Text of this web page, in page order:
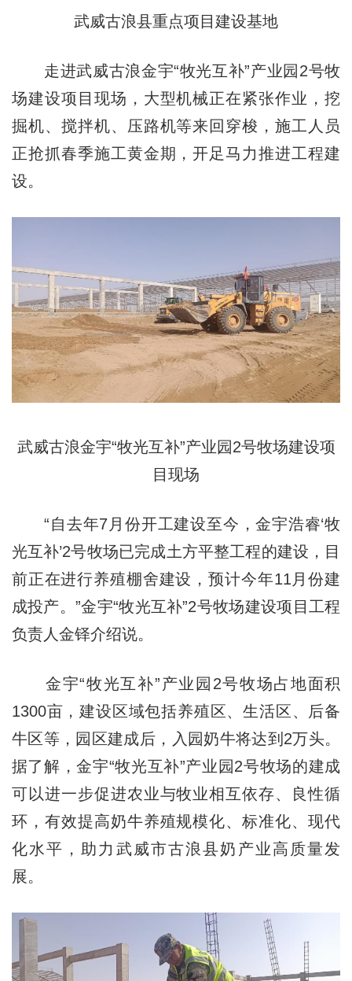
武威古浪县重点项目建设基地
走进武威古浪金宇“牧光互补”产业园2号牧
场建设项目现场，大型机械正在紧张作业，挖
掘机、搅拌机、压路机等来回穿梭，施工人员
正抢抓春季施工黄金期，开足马力推进工程建
设。
武威古浪金宇“牧光互补”产业园2号牧场建设项
目现场
“自去年7月份开工建设至今，金宇浩睿‘牧
光互补’2号牧场已完成土方平整工程的建设，目
前正在进行养殖棚舍建设，预计今年11月份建
成投产。”金宇“牧光互补”2号牧场建设项目工程
负责人金铎介绍说。
金宇“牧光互补”产业园2号牧场占地面积
1300亩，建设区域包括养殖区、生活区、后备
牛区等，园区建成后，入园奶牛将达到2万头。
据了解，金宇“牧光互补”产业园2号牧场的建成
可以进一步促进农业与牧业相互依存、良性循
环，有效提高奶牛养殖规模化、标准化、现代
化水平，助力武威市古浪县奶产业高质量发
展。